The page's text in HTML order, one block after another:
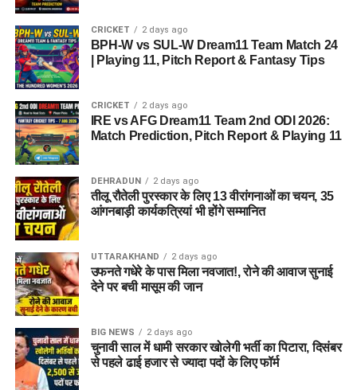
CRICKET 2 days ago
BPH-W vs SUL-W Dream11 Team Match 24
| Playing 11, Pitch Report & Fantasy Tips
CRICKET 2 days ago
IRE vs AFG Dream11 Team 2nd ODI 2026:
Match Prediction, Pitch Report & Playing 11
DEHRADUN 2 days ago
तीलू रौतेली पुरस्कार के लिए 13 वीरांगनाओं का चयन, 35
आंगनबाड़ी कार्यकत्रियां भी होंगे सम्मानित
UTTARAKHAND 2 days ago
उफनते गधेरे के पास मिला नवजात!, रोने की आवाज सुनाई
देने पर बची मासूम की जान
BIG NEWS 2 days ago
चुनावी साल में धामी सरकार खोलेगी भर्ती का पिटारा, दिसंबर
से पहले ढाई हजार से ज्यादा पदों के लिए फॉर्म